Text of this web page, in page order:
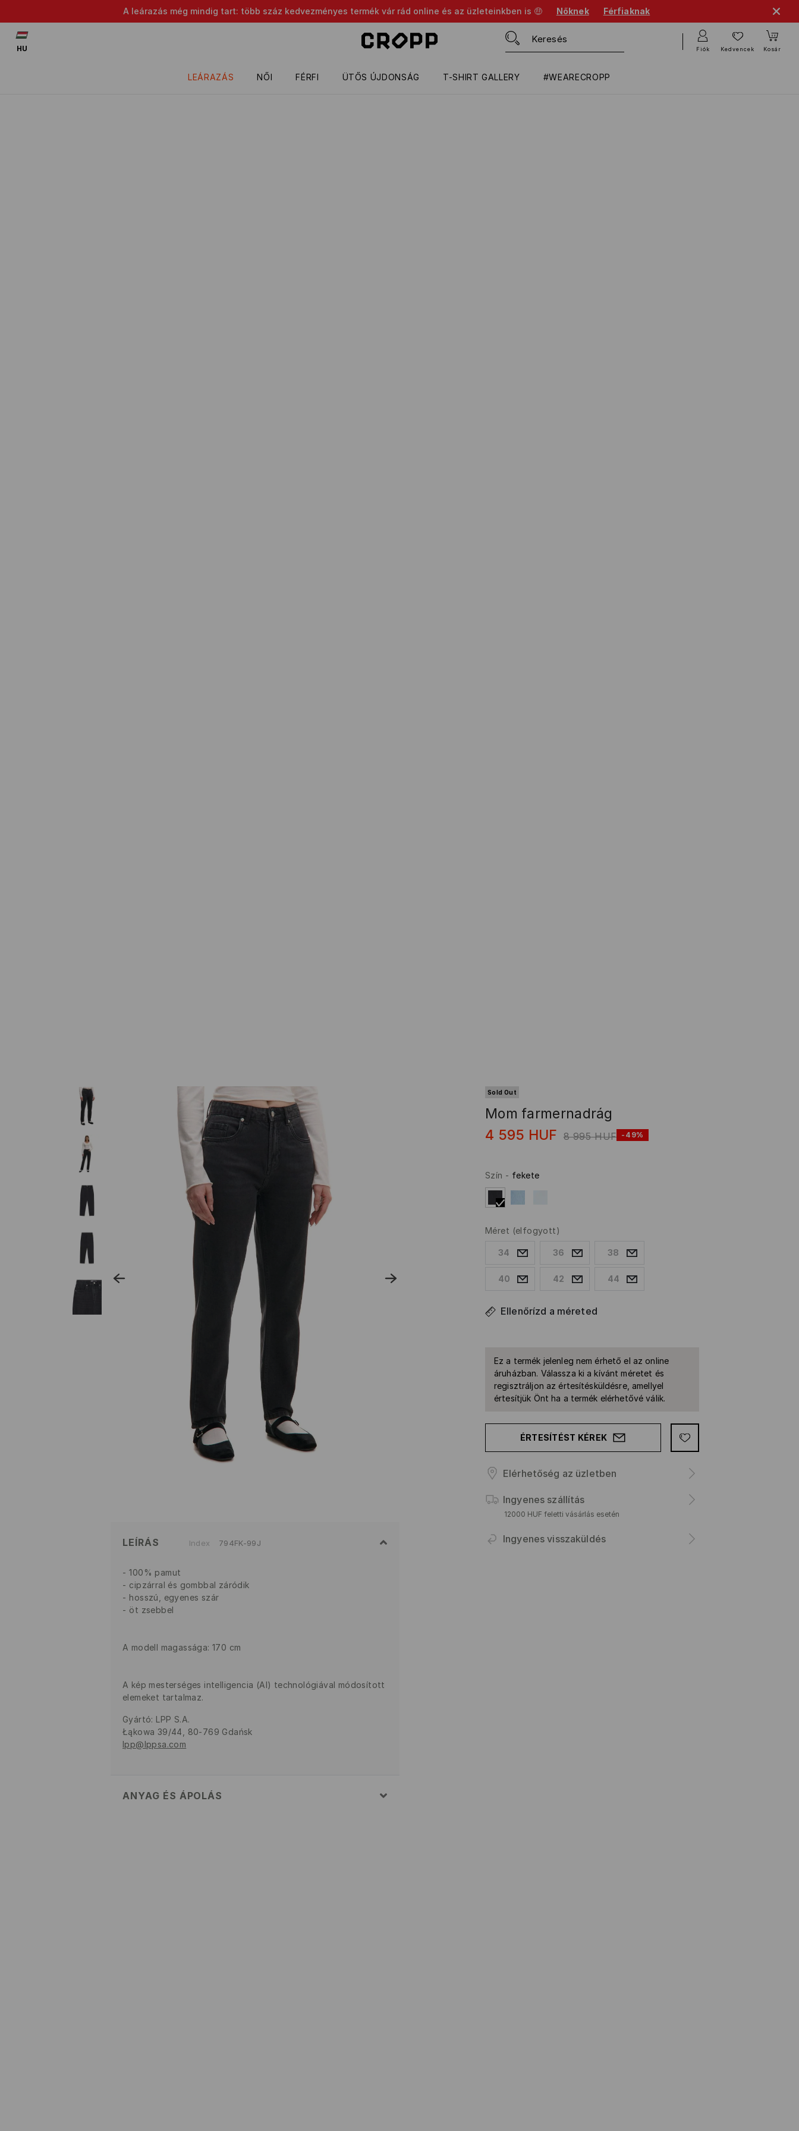
A leárazás még mindig tart: több száz kedvezményes termék vár rád online és az üzleteinkben is 🤑 Nőknek Férfiaknak
LEÁRAZÁS NŐI FÉRFI ÜTŐS ÚJDONSÁG T-SHIRT GALLERY #WEARECROPP
HU Fiók Kedvencek Kosár
Sold Out
Mom farmernadrág
4 595 HUF 8 995 HUF -49%
Szín - fekete
Méret (elfogyott)
34 36 38
40 42 44
Ellenőrízd a méreted
Ez a termék jelenleg nem érhető el az online
áruházban. Válassza ki a kívánt méretet és
regisztráljon az értesítésküldésre, amellyel
értesítjük Önt ha a termék elérhetővé válik.
ÉRTESÍTÉST KÉREK
Elérhetőség az üzletben
Ingyenes szállítás
12000 HUF feletti vásárlás esetén
Ingyenes visszaküldés
LEÍRÁS Index 794FK-99J
100% pamut
cipzárral és gombbal záródik
hosszú, egyenes szár
öt zsebbel
A modell magassága: 170 cm
A kép mesterséges intelligencia (AI) technológiával módosított
elemeket tartalmaz.
Gyártó: LPP S.A.
Łąkowa 39/44, 80-769 Gdańsk
lpp@lppsa.com
ANYAG ÉS ÁPOLÁS